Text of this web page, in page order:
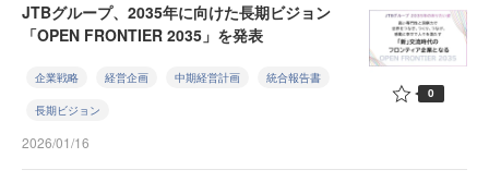
JTBグループ、2035年に向けた長期ビジョン
「OPEN FRONTIER 2035」を発表
企業戦略 経営企画 中期経営計画 統合報告書
長期ビジョン
2026/01/16
0